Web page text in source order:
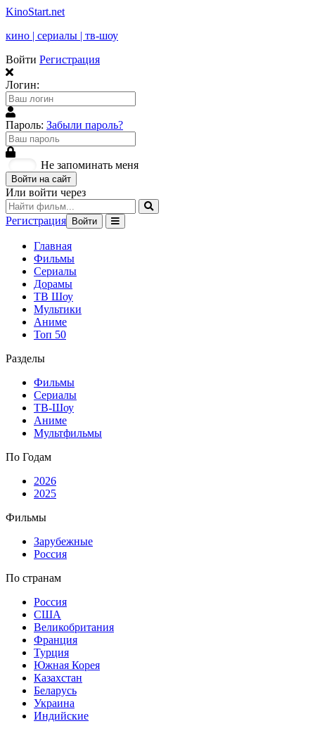
KinoStart.net
кино | сериалы | тв-шоу
Войти Регистрация
Логин:
Пароль: Забыли пароль?
Не запоминать меня
Войти на сайт
Или войти через
Регистрация Войти
Главная
Фильмы
Сериалы
Дорамы
ТВ Шоу
Мультики
Аниме
Топ 50
Разделы
Фильмы
Сериалы
ТВ-Шоу
Аниме
Мультфильмы
По Годам
2026
2025
Фильмы
Зарубежные
Россия
По странам
Россия
США
Великобритания
Франция
Турция
Южная Корея
Казахстан
Беларусь
Украина
Индийские